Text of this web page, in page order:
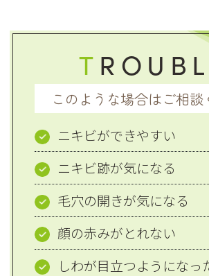
T
このような場合はご相談
ニキビができやすい
ニキビ跡が気になる
毛穴の開きが気になる
顔の赤みがとれない
しわが目立つようになっ